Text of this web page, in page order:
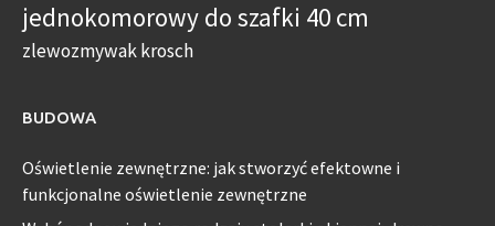
jednokomorowy do szafki 40 cm
zlewozmywak krosch
BUDOWA
Oświetlenie zewnętrzne: jak stworzyć efektowne i
funkcjonalne oświetlenie zewnętrzne